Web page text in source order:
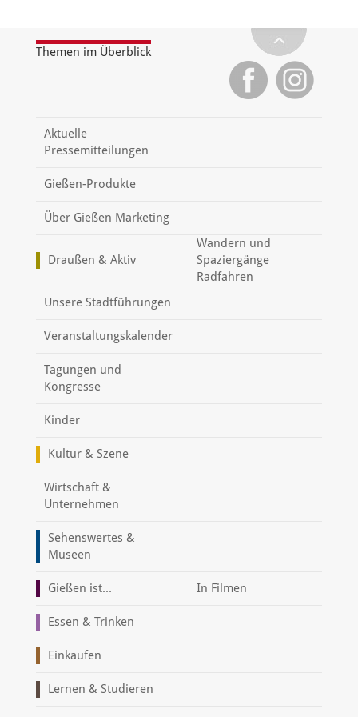
Themen im Überblick
Aktuelle
Pressemitteilungen
Gießen-Produkte
Über Gießen Marketing
Draußen & Aktiv
Wandern und
Spaziergänge
Radfahren
Unsere Stadtführungen
Veranstaltungskalender
Tagungen und
Kongresse
Kinder
Kultur & Szene
Wirtschaft &
Unternehmen
Sehenswertes &
Museen
Gießen ist... In Filmen
Essen & Trinken
Einkaufen
Lernen & Studieren